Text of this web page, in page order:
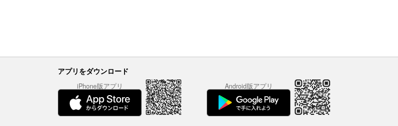
アプリをダウンロード
iPhone版アプリ Android版アプリ